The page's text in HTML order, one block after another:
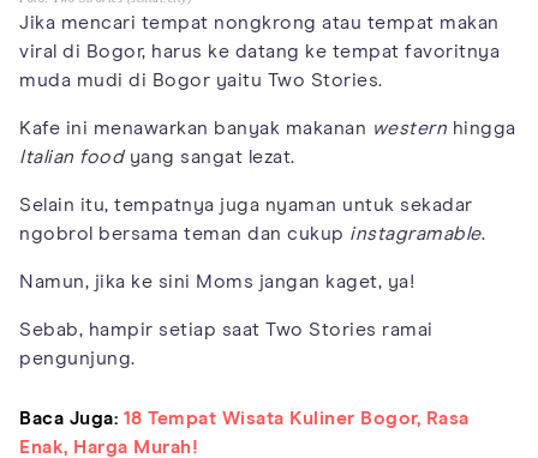
Jika mencari tempat nongkrong atau tempat makan
viral di Bogor, harus ke datang ke tempat favoritnya
muda mudi di Bogor yaitu Two Stories.
Kafe ini menawarkan banyak makanan western hingga
Italian foodyang sangat lezat.
Selain itu, tempatnya juga nyaman untuk sekadar
ngobrol bersama teman dan cukup instagramable.
Namun, jika ke sini Moms jangan kaget, ya!
Sebab, hampir setiap saat Two Stories ramai
pengunjung.
Baca Juga: 18 Tempat Wisata Kuliner Bogor, Rasa
Enak, Harga Murah!